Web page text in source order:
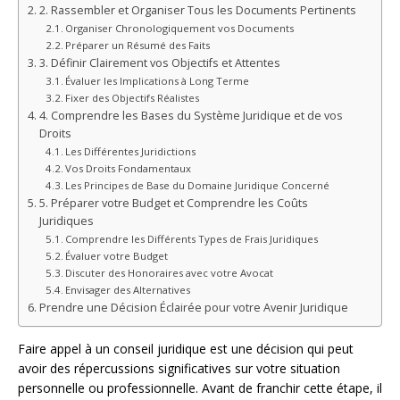
2. Rassembler et Organiser Tous les Documents Pertinents
Organiser Chronologiquement vos Documents
Préparer un Résumé des Faits
3. Définir Clairement vos Objectifs et Attentes
Évaluer les Implications à Long Terme
Fixer des Objectifs Réalistes
4. Comprendre les Bases du Système Juridique et de vos
Droits
Les Différentes Juridictions
Vos Droits Fondamentaux
Les Principes de Base du Domaine Juridique Concerné
5. Préparer votre Budget et Comprendre les Coûts
Juridiques
Comprendre les Différents Types de Frais Juridiques
Évaluer votre Budget
Discuter des Honoraires avec votre Avocat
Envisager des Alternatives
Prendre une Décision Éclairée pour votre Avenir Juridique
Faire appel à un conseil juridique est une décision qui peut
avoir des répercussions significatives sur votre situation
personnelle ou professionnelle. Avant de franchir cette étape, il